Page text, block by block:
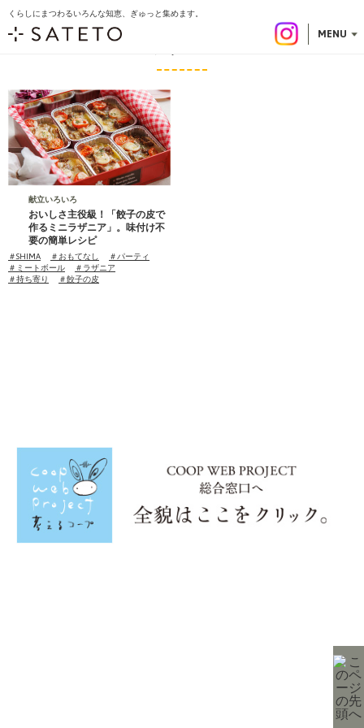
こ
の
ジ
の
先
頭
で
す
くらしにまつわるいろんな知恵、ぎゅっと集めます。
MENU
トップ 記事一覧 ラザニア
献立いろいろ
おいしさ主役級！「餃子の皮で
作るミニラザニア」。味付け不
要の簡単レシピ
タ
グ
＃SHIMA ＃おもてなし
＃パーティ
＃ミートボール
＃ラザニア
＃持ち寄り
＃餃子の皮